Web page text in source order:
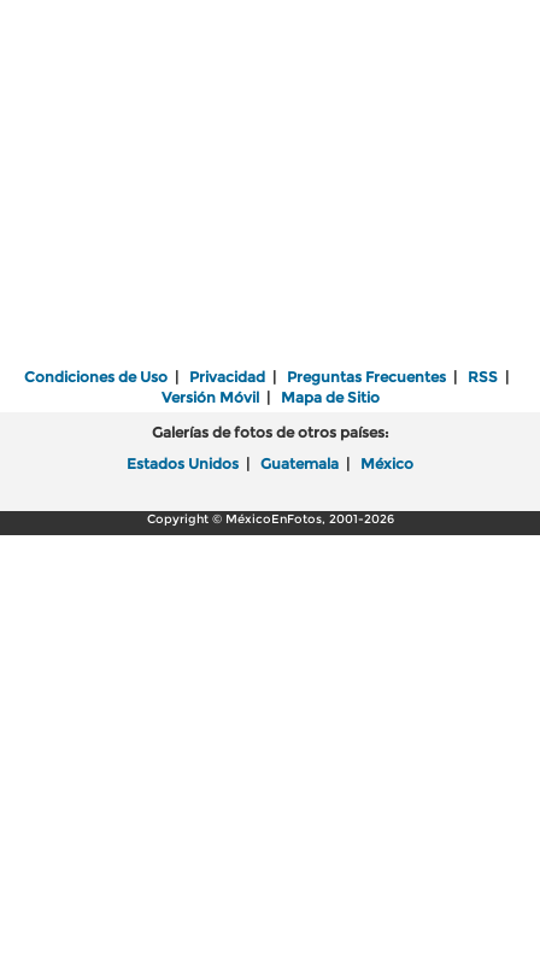
Condiciones de Uso | Privacidad | Preguntas Frecuentes | RSS |
Versión Móvil| Mapa de Sitio
Galerías de fotos de otros países:
Estados Unidos | Guatemala | México
Copyright © MéxicoEnFotos, 2001-2026